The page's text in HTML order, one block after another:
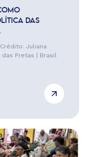
DAS
Juliana
Pretas | Brasil